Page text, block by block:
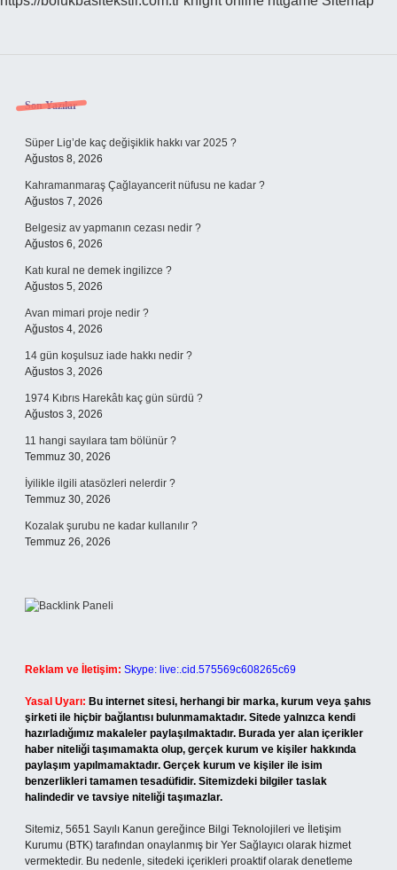
Sidebar
Son Yazılar
Süper Lig’de kaç değişiklik hakkı var 2025 ?
Ağustos 8, 2026
Kahramanmaraş Çağlayancerit nüfusu ne kadar ?
Ağustos 7, 2026
Belgesiz av yapmanın cezası nedir ?
Ağustos 6, 2026
Katı kural ne demek ingilizce ?
Ağustos 5, 2026
Avan mimari proje nedir ?
Ağustos 4, 2026
14 gün koşulsuz iade hakkı nedir ?
Ağustos 3, 2026
1974 Kıbrıs Harekâtı kaç gün sürdü ?
Ağustos 3, 2026
11 hangi sayılara tam bölünür ?
Temmuz 30, 2026
İyilikle ilgili atasözleri nelerdir ?
Temmuz 30, 2026
Kozalak şurubu ne kadar kullanılır ?
Temmuz 26, 2026
Reklam ve İletişim: Skype: live:.cid.575569c608265c69
Yasal Uyarı: Bu internet sitesi, herhangi bir marka, kurum veya şahıs
şirketi ile hiçbir bağlantısı bulunmamaktadır. Sitede yalnızca kendi
hazırladığımız makaleler paylaşılmaktadır. Burada yer alan içerikler
haber niteliği taşımamakta olup, gerçek kurum ve kişiler hakkında
paylaşım yapılmamaktadır. Gerçek kurum ve kişiler ile isim
benzerlikleri tamamen tesadüfidir. Sitemizdeki bilgiler taslak
halindedir ve tavsiye niteliği taşımazlar.
Sitemiz, 5651 Sayılı Kanun gereğince Bilgi Teknolojileri ve İletişim
Kurumu (BTK) tarafından onaylanmış bir Yer Sağlayıcı olarak hizmet
vermektedir. Bu nedenle, sitedeki içerikleri proaktif olarak denetleme